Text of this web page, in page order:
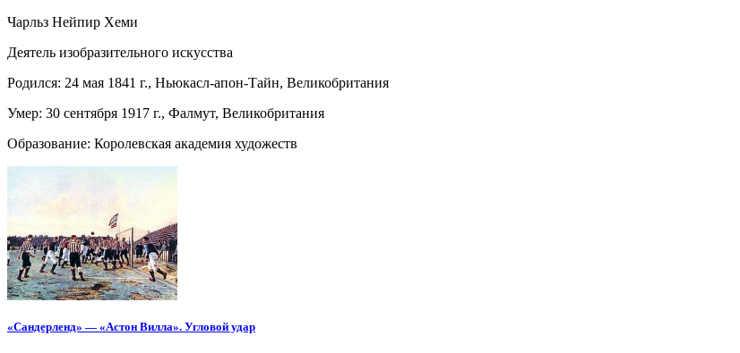
Чарльз Нейпир Хеми
Деятель изобразительного искусства
Родился: 24 мая 1841 г., Ньюкасл-апон-Тайн, Великобритания
Умер: 30 сентября 1917 г., Фалмут, Великобритания
Образование: Королевская академия художеств
«Сандерленд» — «Астон Вилла». Угловой удар